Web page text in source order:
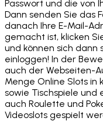
Passwort und die von
Dann senden Sie das
danach Ihre E-Mail-
gemacht ist, klicken
und können sich dann
einloggen! In der
auch der Webseiten-
Menge Online Slots in
sowie Tischspiele und
auch Roulette und
Videoslots gespielt